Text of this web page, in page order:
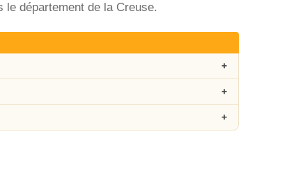
le département de la Creuse.